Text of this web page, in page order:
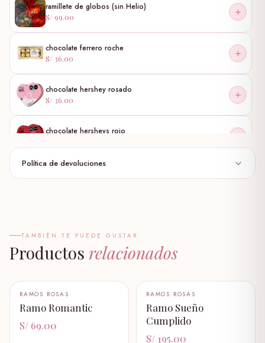
ramillete de globos (sin Helio)
S/ 99.00
chocolate ferrero roche
S/ 36.00
chocolate hershey rosado
S/ 36.00
chocolate hersheys rojo
pack capibara
garfiel
S/ 89.00
Política de devoluciones
TAMBIÉN TE PUEDE GUSTAR
Productos relacionados
+ AÑADIR AL CARRITO
RAMOS ROSAS
Ramo Romantic
S/ 69.00
+ AÑADIR AL CARRITO
RAMOS ROSAS
Ramo Sueño
Cumplido
S/ 195.00